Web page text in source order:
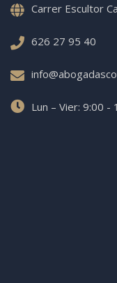
Carrer Escultor
626 27 95 40
Lun – Vier: 9:00 -